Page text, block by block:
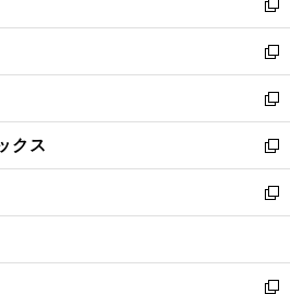
で
開
く
ド
ウ
で
開
く
ィ
ン
ド
ウ
で
開
く
い
ウ
ィ
ン
ド
ウ
で
開
く
新
し
い
ウ
ィ
ン
ド
ウ
で
開
新
し
い
ウ
ィ
ン
ド
ウ
開
く
新
し
い
ウ
ィ
ン
ウ
で
クス
新
し
い
ウ
ン
ド
新
し
ウ
ィ